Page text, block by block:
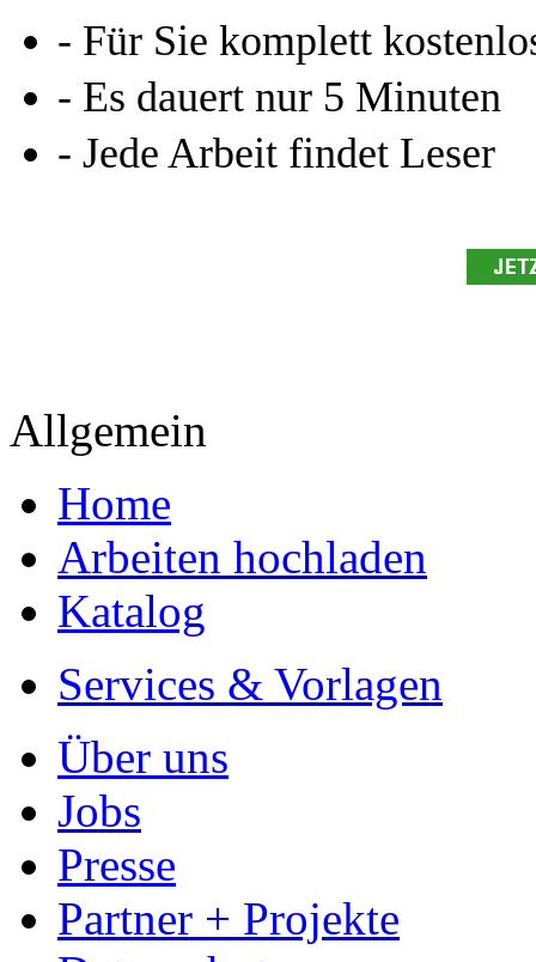
Leseprobe aus 13 Seiten
Arbeiten hochladen
Ihre Unterweisung /
- Publikation als E-Book
- Es dauert nur 5 Minuten
- Jede Arbeit findet Leser
Allgemein
Home
Arbeiten hochladen
Katalog